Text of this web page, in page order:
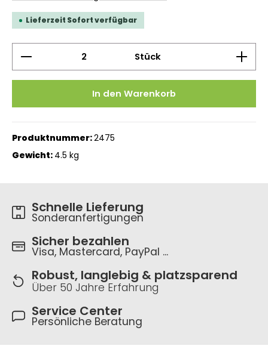
Lieferzeit Sofort verfügbar
Produkt Anzahl: Gib den gewünschten Wert
Stück
In den Warenkorb
Produktnummer:2475
Gewicht: 4.5 kg
Schnelle Lieferung
Sonderanfertigungen
Sicher bezahlen
Visa, Mastercard, PayPal ...
Robust, langlebig & platzsparend
Über 50 Jahre Erfahrung
Service Center
Persönliche Beratung